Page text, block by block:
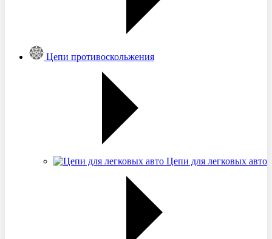
Цепи противоскольжения
Цепи для легковых авто